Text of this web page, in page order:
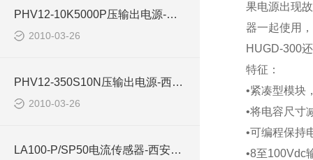
PHV12-10K5000P压输出电源-西安浩南电子科技
2010-03-26
PHV12-350S10N压输出电源-西安浩南电子科技
2010-03-26
LA100-P/SP50电流传感器-西安浩南电子科技
果电源出现
器一起使用
HUGD-300
特征：
•紧凑型模块
•将电容尺寸
•可编程保持
•8至100Vdc